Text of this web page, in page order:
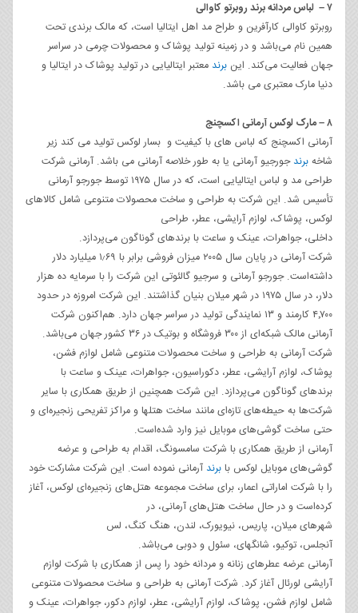
۷ – لباس مردانه برند روبرتو کاوالی
روبرتو کاوالی کارآفرین و طراح مد اهل ایتالیا است، که مالک برندی تحت
همین نام می‌باشد و در زمینه تولید پوشاک و محصولات چرمی در سراسر
جهان فعالیت می‌کند. این برند معتبر ایتالیایی در تولید پوشاک در ایتالیا و
دنیا مارک معتبری می باشد.
۸ – مارک لوکس آرمانی اکسچنج
آرمانی اکسچنج که لباس های با کیفیت و بسار لوکس تولید می کند زیر
شاخهبرندجورجیو آرمانی یا به طور خلاصه آرمانی می باشد. آرمانی شرکت
طراحی مد و لباس ایتالیایی است، که در سال ۱۹۷۵ توسط جورجو آرمانی
تأسیس شد. این شرکت به طراحی و ساخت محصولات متنوعی شامل کالاهای
لوکس، پوشاک، لوازم آرایشی، عطر، طراحی
داخلی، جواهرات، عینک و ساعت با برندهای گوناگون می‌پردازد.
شرکت آرمانی در پایان سال ۲۰۰۵ میزان فروشی برابر با ۱٫۶۹ میلیارد دلار
داشته‌است. جورجو آرمانی و سرجیو گالئوتی این شرکت را با سرمایه ده هزار
دلار، در سال ۱۹۷۵ در شهر میلان بنیان گذاشتند. این شرکت امروزه در حدود
۴٬۷۰۰ کارمند و ۱۳ نمایندگی تولید در سراسر جهان دارد. هم‌اکنون شرکت
آرمانی مالک شبکه‌ای از ۳۰۰ فروشگاه و بوتیک در ۳۶ کشور جهان می‌باشد.
شرکت آرمانی به طراحی و ساخت محصولات متنوعی شامل لوازم فشن،
پوشاک، لوازم آرایشی، عطر، دکوراسیون، جواهرات، عینک و ساعت با
برندهای گوناگون می‌پردازد. این شرکت همچنین از طریق همکاری با سایر
شرکت‌ها به حیطه‌های تازه‌ای مانند ساخت هتلها و مراکز تفریحی زنجیره‌ای و
حتی ساخت گوشی‌های موبایل نیز وارد شده‌است.
آرمانی از طریق همکاری با شرکت سامسونگ، اقدام به طراحی و عرضه
گوشی‌های موبایل لوکس بابرند آرمانی نموده است. این شرکت مشارکت خود
را با شرکت اماراتی اعمار، برای ساخت مجموعه هتل‌های زنجیره‌ای لوکس، آغاز
کرده‌است و در حال ساخت هتل‌های آرمانی، در
شهرهای میلان، پاریس، نیویورک، لندن، هنگ کنگ، لس
آنجلس، توکیو، شانگهای، سئول و دوبی می‌باشد.
آرمانی عرضه عطرهای زنانه و مردانه خود را پس از همکاری با شرکت لوازم
آرایشی لورئال آغاز کرد. شرکت آرمانی به طراحی و ساخت محصولات متنوعی
شامل لوازم فشن، پوشاک، لوازم آرایشی، عطر، لوازم دکور، جواهرات، عینک و